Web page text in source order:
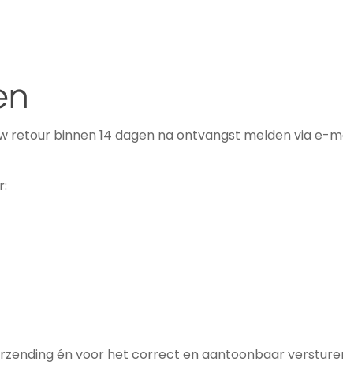
retour binnen 14 dagen na ontvangst melden via e-
én voor het correct en aantoonbaar